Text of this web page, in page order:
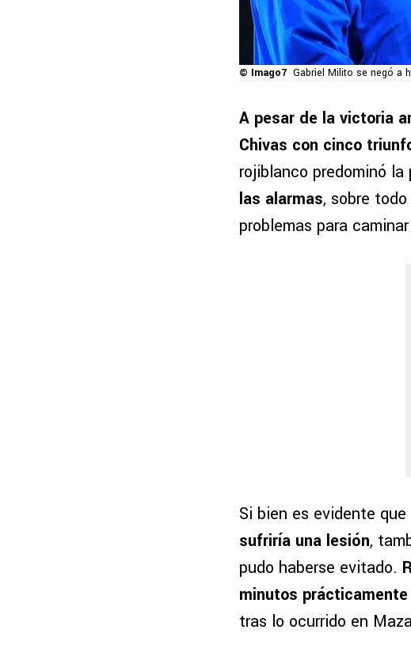
© Imago7 Gabriel Milito se negó a
A pesar de la victoria
Chivas con cinco
rojiblanco predominó la
las alarmas, sobre
problemas para
Si bien es evidente que
sufriría una lesión,
pudo haberse evitado.
minutos
tras lo ocurrido en